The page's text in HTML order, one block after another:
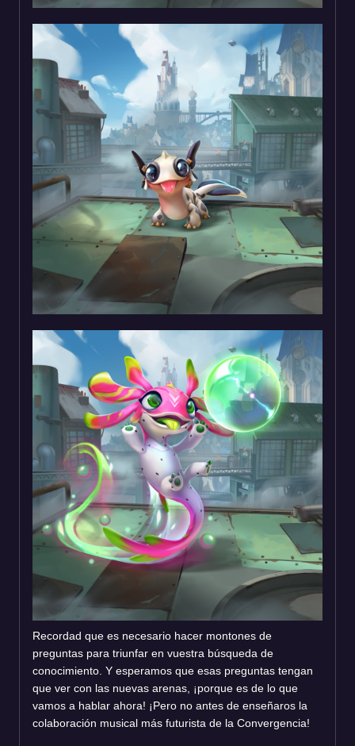
Recordad que es necesario hacer montones de
preguntas para triunfar en vuestra búsqueda de
conocimiento. Y esperamos que esas preguntas tengan
que ver con las nuevas arenas, ¡porque es de lo que
vamos a hablar ahora! ¡Pero no antes de enseñaros la
colaboración musical más futurista de la Convergencia!